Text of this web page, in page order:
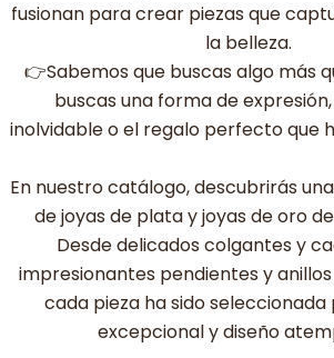
fusionan para crear piezas que
la belleza.
👉Sabemos que buscas algo más
buscas una forma de
inolvidable o el regalo perfecto que
En nuestro catálogo, descubrirás
de joyas de plata y joyas de oro de
Desde delicados colgantes y
impresionantes pendientes y
cada pieza ha sido seleccionada
excepcional y diseño